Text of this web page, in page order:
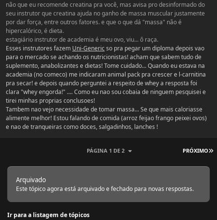
não que eu recomende creatina pra você, mas avisa pro desinformado do
seu instrutor que creatina ajuda no ganho de massa muscular justamente
por dar força, entre outros fatores. e que o que dá "massa" não é
hipercalórico, é dieta.
estagiário instrutor de academia é meu ovo, viu... ô raça.
Esses instrutores fazem Uni-Genericso pra pegar um diploma depois vao
para o mercado se achando os nutricionistas! acham que sabem tudo de
suplemento, anabolizantes e dietas! Tome cuidado... Quando eu estava na
academia (no comeco) me indicaram animal pack pra crescer e l-carnitina
pra secar! e depois quando perguntei a respeito de whey a resposta foi
clara "whey engorda!" .... Como eu nao sou cobaia de ninguem pesquisei e
tirei minhas proprias conclusoes!
Tambem nao vejo necessidade de tomar massa... Se que mais caloriasse
alimente melhor! Estou falando de comida (arroz feijao frango peixei ovos)
e nao de tranqueiras como doces, salgadinhos, lanches !
PRÓXIMO
PÁGINA 1 DE 2
Arquivado
Este tópico agora está arquivado e fechado para novas respostas.
Ir para a listagem de tópicos